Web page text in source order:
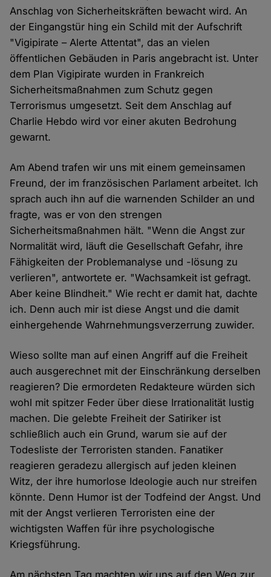
Anschlag von Sicherheitskräften bewacht wird. An
der Eingangstür hing ein Schild mit der Aufschrift
"Vigipirate – Alerte Attentat", das an vielen
öffentlichen Gebäuden in Paris angebracht ist. Unter
dem Plan Vigipirate wurden in Frankreich
Sicherheitsmaßnahmen zum Schutz gegen
Terrorismus umgesetzt. Seit dem Anschlag auf
Charlie Hebdo wird vor einer akuten Bedrohung
gewarnt.
Am Abend trafen wir uns mit einem gemeinsamen
Freund, der im französischen Parlament arbeitet. Ich
sprach auch ihn auf die warnenden Schilder an und
fragte, was er von den strengen
Sicherheitsmaßnahmen hält. "Wenn die Angst zur
Normalität wird, läuft die Gesellschaft Gefahr, ihre
Fähigkeiten der Problemanalyse und -lösung zu
verlieren", antwortete er. "Wachsamkeit ist gefragt.
Aber keine Blindheit." Wie recht er damit hat, dachte
ich. Denn auch mir ist diese Angst und die damit
einhergehende Wahrnehmungsverzerrung zuwider.
Wieso sollte man auf einen Angriff auf die Freiheit
auch ausgerechnet mit der Einschränkung derselben
reagieren? Die ermordeten Redakteure würden sich
wohl mit spitzer Feder über diese Irrationalität lustig
machen. Die gelebte Freiheit der Satiriker ist
schließlich auch ein Grund, warum sie auf der
Todesliste der Terroristen standen. Fanatiker
reagieren geradezu allergisch auf jeden kleinen
Witz, der ihre humorlose Ideologie auch nur streifen
könnte. Denn Humor ist der Todfeind der Angst. Und
mit der Angst verlieren Terroristen eine der
wichtigsten Waffen für ihre psychologische
Kriegsführung.